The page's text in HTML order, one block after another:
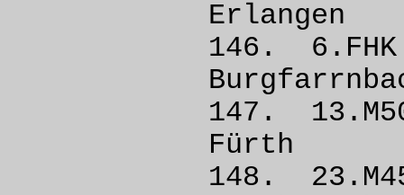
146.
147.
148.